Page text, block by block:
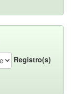
Registro(s)